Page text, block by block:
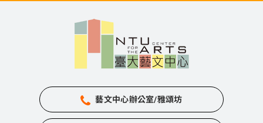
藝文中心辦公室/雅頌坊